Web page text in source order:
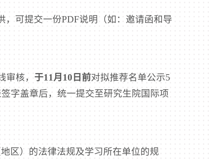
，可提交一份PDF说明（如：邀请函和导
审核， 于11月10日前对拟推荐名单公示5
字盖章后，统一提交至研究生院国际项
区）的法律法规及学习所在单位的规